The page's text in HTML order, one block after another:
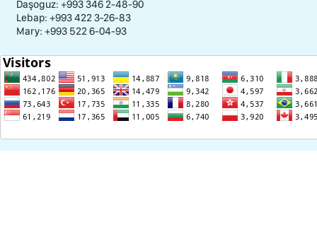
Daşoguz: +993 346 2-48-90
Lebap: +993 422 3-26-83
Mary: +993 522 6-04-93